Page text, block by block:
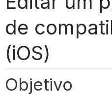
de
(iOS)
Objetivo